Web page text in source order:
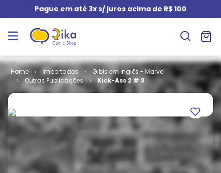
Pague em até 3x s/ juros acima de R$ 100
Importados
Gibis em inglês - Marvel
Outras Publicações
Kick-Ass 2 # 3